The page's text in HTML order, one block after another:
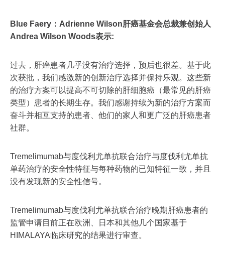
Blue Faery：Adrienne Wilson肝癌基金会总裁兼创始人
Andrea Wilson Woods表示:
过去，肝癌患者几乎没有治疗选择，预后也很差。基于此
次获批，我们感激新的创新治疗选择并保持乐观。这些新
的治疗方案可以提高不可切除的肝细胞癌（最常见的肝癌
类型）患者的长期生存。我们感谢持续为新的治疗方案而
奋斗并相互支持的患者、他们的家人和更广泛的肝癌患者
社群。
Tremelimumab与度伐利尤单抗联合治疗与度伐利尤单抗
单药治疗的安全性特征与每种药物的已知特征一致，并且
没有发现新的安全性信号。
Tremelimumab与度伐利尤单抗联合治疗晚期肝癌患者的
监管申请目前正在欧洲、日本和其他几个国家基于
HIMALAYA临床研究的结果进行审查。